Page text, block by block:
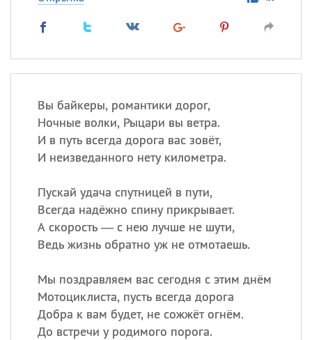
Вы байкеры, романтики дорог,
Ночные волки, Рыцари вы ветра.
И в путь всегда дорога вас зовёт,
И неизведанного нету километра.
Пускай удача спутницей в пути,
Всегда надёжно спину прикрывает.
А скорость — с нею лучше не шути,
Ведь жизнь обратно уж не отмотаешь.
Мы поздравляем вас сегодня с этим днём
Мотоциклиста, пусть всегда дорога
Добра к вам будет, не сожжёт огнём.
До встречи у родимого порога.